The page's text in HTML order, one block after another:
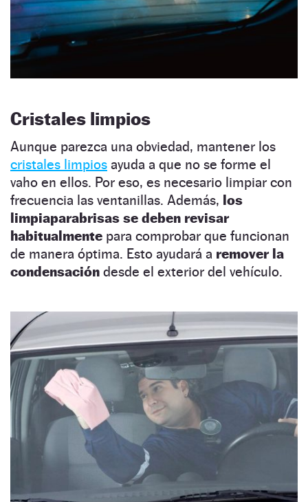
Cristales limpios
Aunque parezca una obviedad, mantener los
cristales limpios ayuda a que no se forme el
vaho en ellos. Por eso, es necesario limpiar con
frecuencia las ventanillas. Además, los
limpiaparabrisas se deben revisar
habitualmente para comprobar que funcionan
de manera óptima. Esto ayudará a remover la
condensación desde el exterior del vehículo.